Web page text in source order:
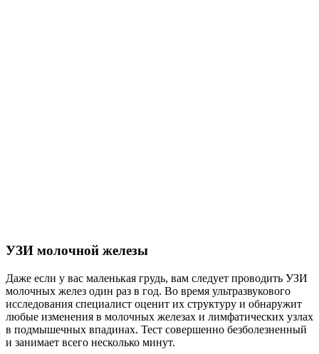
УЗИ молочной железы
Даже если у вас маленькая грудь, вам следует проводить УЗИ
молочных желез один раз в год. Во время ультразвукового
исследования специалист оценит их структуру и обнаружит
любые изменения в молочных железах и лимфатических узлах
в подмышечных впадинах. Тест совершенно безболезненный
и занимает всего несколько минут.